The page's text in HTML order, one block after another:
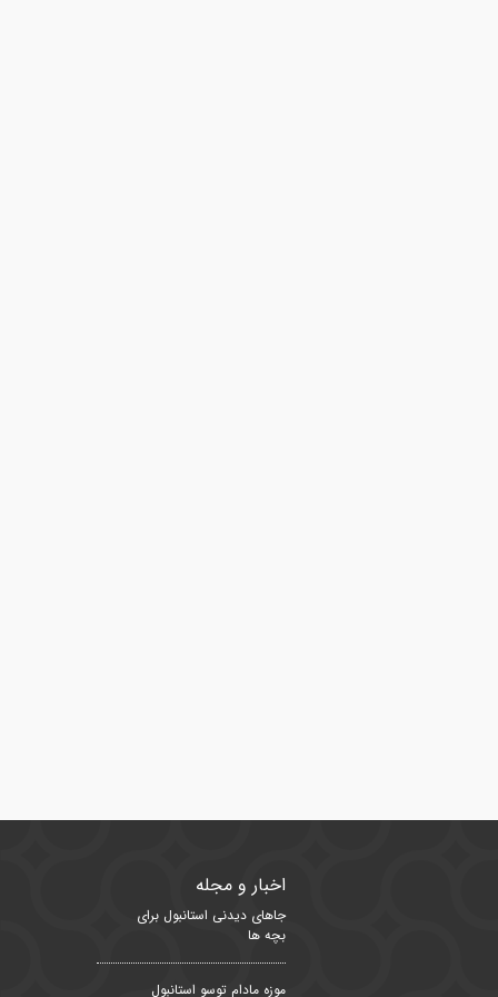
اخبار و مجله
جاهای دیدنی استانبول برای
بچه ها
موزه مادام توسو استانبول